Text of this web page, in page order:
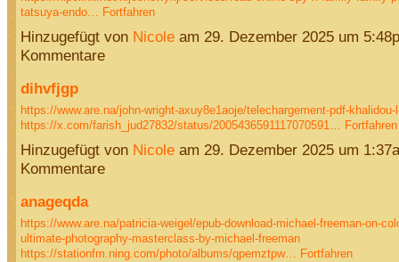
tatsuya-endo… Fortfahren
Hinzugefügt von Nicoleam 29. Dezember 2025 um
Kommentare
dihvfjgp
https://www.are.na/john-wright-axuy8e1aoje/telechargement-pdf-khalidou-
https://x.com/farish_jud27832/status/2005436591117070591… Fortfahren
Hinzugefügt von Nicoleam 29. Dezember 2025 um
Kommentare
anageqda
https://www.are.na/patricia-weigel/epub-download-michael-freeman-on-
ultimate-photography-masterclass-by-michael-freeman
https://stationfm.ning.com/photo/albums/qpemztpw… Fortfahren